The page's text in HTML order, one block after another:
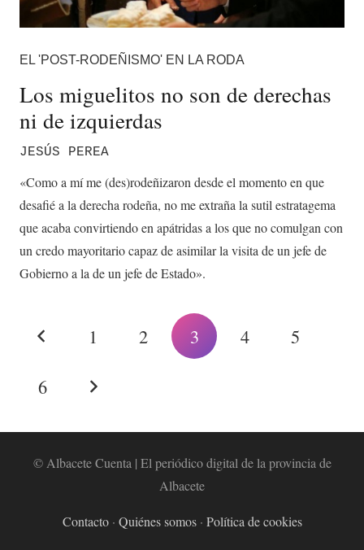
EL 'POST-RODEÑISMO' EN LA RODA
Los miguelitos no son de derechas
ni de izquierdas
JESÚS PEREA
«Como a mí me (des)rodeñizaron desde el momento en que
desafié a la derecha rodeña, no me extraña la sutil estratagema
que acaba convirtiendo en apátridas a los que no comulgan con
un credo mayoritario capaz de asimilar la visita de un jefe de
Gobierno a la de un jefe de Estado».
1 2 3 4 5
6
© Albacete Cuenta | El periódico digital de la provincia de
Albacete
Contacto· Quiénes somos· Política de cookies